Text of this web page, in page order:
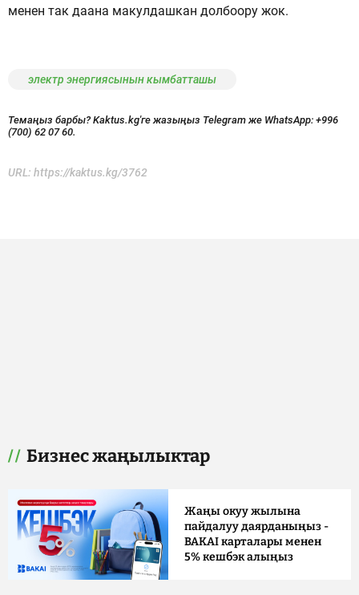
менен так даана макулдашкан долбоору жок.
электр энергиясынын кымбатташы
Темаңыз барбы? Kaktus.kg'ге жазыңыз Telegram же WhatsApp: +996
(700) 62 07 60.
URL: https://kaktus.kg/3762
Бизнес жаңылыктар
Жаңы окуу жылына
пайдалуу даярданыңыз -
BAKAI карталары менен
5% кешбэк алыңыз